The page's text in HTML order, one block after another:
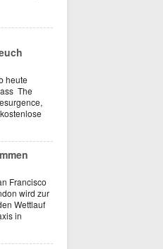
heute
The
Francisco
wird zur
Wettlauf
in